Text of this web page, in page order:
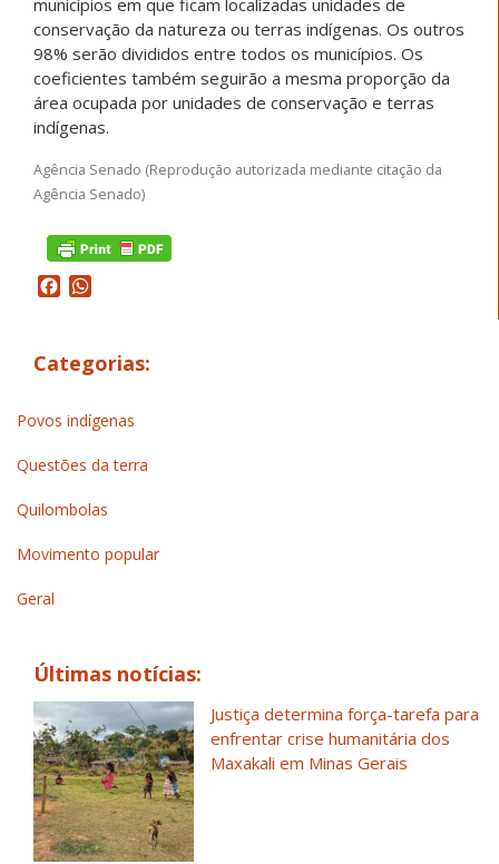
conservação da natureza ou terras indígenas. Os outros
98% serão divididos entre todos os municípios. Os
coeficientes também seguirão a mesma proporção da
área ocupada por unidades de conservação e terras
indígenas.
Agência Senado (Reprodução autorizada mediante citação da
Agência Senado)
Facebook
Categorias:
Povos indígenas
Questões da terra
Quilombolas
Movimento popular
Geral
Últimas notícias:
Justiça determina força-tarefa para
enfrentar crise humanitária dos
Maxakali em Minas Gerais